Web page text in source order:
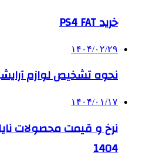
خرید PS4 FAT
۱۴۰۴/۰۲/۲۹
نحوه تشخیص لوازم
۱۴۰۴/۰۱/۱۷
نرخ و قیمت محصولات
1404